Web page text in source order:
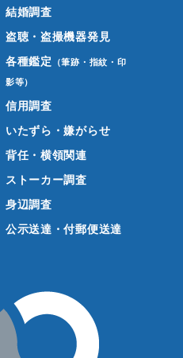
結婚調査
盗聴・盗撮機器発見
各種鑑定 （筆跡・指紋・印
影等）
信用調査
いたずら・嫌がらせ
背任・横領関連
ストーカー調査
身辺調査
公示送達・付郵便送達